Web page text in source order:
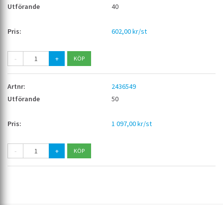
40
602,00 kr/st
- +
2436549
50
1 097,00 kr/st
- +